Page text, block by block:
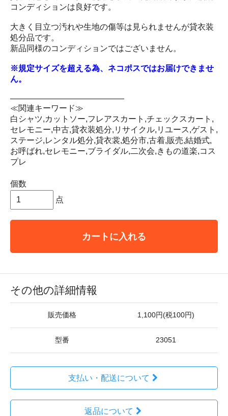
コンディションは良好です。
大きく目立つ汚れや生地の傷等は見られませんが貸衣装
処分品です。
新品同様のコンディションではございません。
※規定サイズを超える為、ネコポスではお届けできませ
ん。
――――――――――――――
≪関連キーワード≫
白シャツ,カットソー,フレアスカート,チェックスカート,
セレモニー,中古,貸衣装処分,リサイクル,リユース,ゲスト,
ステージ,レンタル処分,貸衣裳,処分市,古着,販売,結婚式,
お呼ばれ,セレモニー,ブライダル,二次会,きもの道楽,コス
プレ
個数
点
カートに入れる
その他の詳細情報
販売価格 1,100円(税100円)
型番 23051
支払い・配送について
返品について